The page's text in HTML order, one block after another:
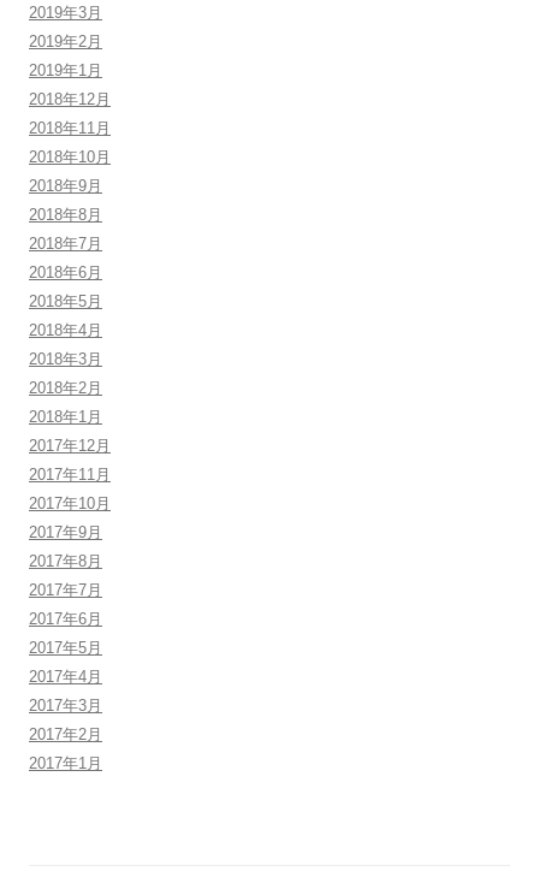
2019年3月
2019年2月
2019年1月
2018年12月
2018年11月
2018年10月
2018年9月
2018年8月
2018年7月
2018年6月
2018年5月
2018年4月
2018年3月
2018年2月
2018年1月
2017年12月
2017年11月
2017年10月
2017年9月
2017年8月
2017年7月
2017年6月
2017年5月
2017年4月
2017年3月
2017年2月
2017年1月